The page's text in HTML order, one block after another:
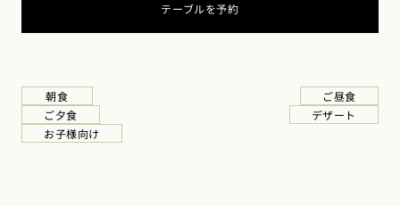
テーブルを予約新しいタブで開く
朝食新しいタブで開く ご昼食新しいタブ
ご夕食
新しいタブで開く デザート新しいタブ
お子様向け新しいタブで開く